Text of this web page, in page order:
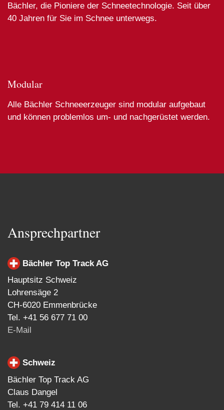
Bächler, die Pioniere der Schneetechnologie. Seit über
40 Jahren für Sie im Schnee unterwegs.
Modular
Alle Bächler Schneeerzeuger sind modular aufgebaut
und können problemlos um- und nachgerüstet werden.
Ansprechpartner
Bächler Top Track AG
Hauptsitz Schweiz
Lohrensäge 2
CH-6020 Emmenbrücke
Tel. +41 56 677 71 00
E-Mail
Schweiz
Bächler Top Track AG
Claus Dangel
Tel. +41 79 414 11 06